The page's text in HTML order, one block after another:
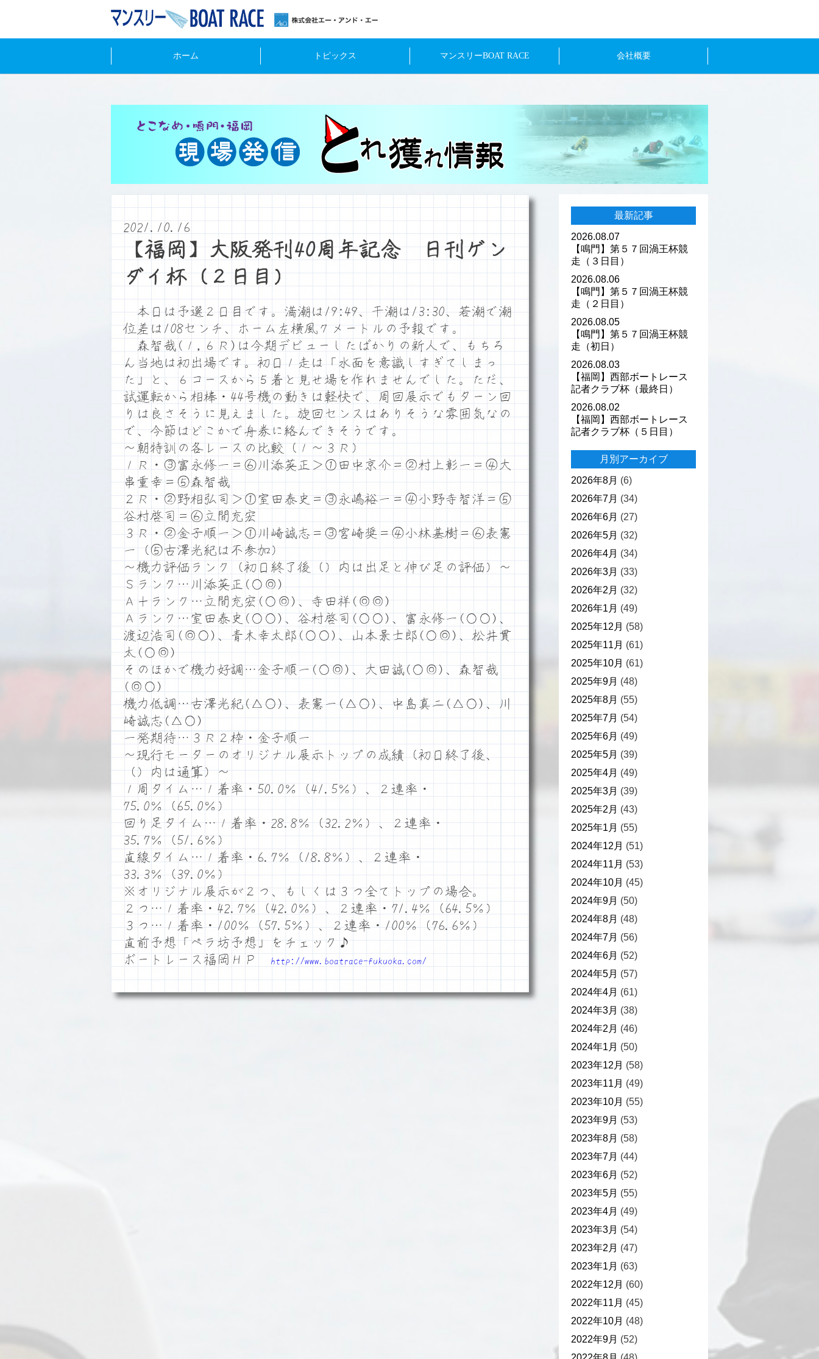
ホーム トピックス マンスリーBOAT RACE 会社概要
2021.10.16
【福岡】大阪発刊40周年記念 日刊ゲン
ダイ杯（２日目）
本日は予選２日目です。満潮は19:49、干潮は13:30、若潮で潮
位差は108センチ、ホーム左横風７メートルの予報です。
森智哉(１,６Ｒ)は今期デビューしたばかりの新人で、もちろ
ん当地は初出場です。初日１走は「水面を意識しすぎてしまっ
た」と、６コースから５着と見せ場を作れませんでした。ただ、
試運転から相棒・44号機の動きは軽快で、周回展示でもターン回
りは良さそうに見えました。旋回センスはありそうな雰囲気なの
で、今節はどこかで舟券に絡んできそうです。
～朝特訓の各レースの比較（１～３Ｒ）
１Ｒ・③富永修一＝⑥川添英正＞①田中京介＝②村上彰一＝④大
串重幸＝⑤森智哉
２Ｒ・②野相弘司＞①室田泰史＝③永嶋裕一＝④小野寺智洋＝⑤
谷村啓司＝⑥立間充宏
３Ｒ・②金子順一＞①川崎誠志＝③宮崎奨＝④小林基樹＝⑥表憲
一（⑤古澤光紀は不参加）
～機力評価ランク（初日終了後（）内は出足と伸び足の評価）～
Ｓランク…川添英正(○◎)
Ａ＋ランク…立間充宏(○◎)、寺田祥(◎◎)
Ａランク…室田泰史(○○)、谷村啓司(○○)、富永修一(○○)、
渡辺浩司(◎○)、青木幸太郎(○○)、山本景士郎(○◎)、松井貫
太(○◎)
そのほかで機力好調…金子順一(○◎)、大田誠(○◎)、森智哉
(◎○)
機力低調…古澤光紀(△○)、表憲一(△○)、中島真二(△○)、川
崎誠志(△○)
一発期待…３Ｒ２枠・金子順一
～現行モーターのオリジナル展示トップの成績（初日終了後、
（）内は通算）～
１周タイム…１着率・50.0％（41.5％）、２連率・
75.0％（65.0％）
回り足タイム…１着率・28.8％（32.2％）、２連率・
35.7％（51.6％）
直線タイム…１着率・6.7％（18.8％）、２連率・
33.3％（39.0％）
※オリジナル展示が２つ、もしくは３つ全てトップの場合。
２つ…１着率・42.7％（42.0％）、２連率・71.4％（64.5％）
３つ…１着率・100％（57.5％）、２連率・100％（76.6％）
直前予想「ペラ坊予想」をチェック♪
ボートレース福岡ＨＰ
http://www.boatrace-fukuoka.com/
最新記事
2026.08.07
【鳴門】第５７回渦王杯競
走（３日目）
2026.08.06
【鳴門】第５７回渦王杯競
走（２日目）
2026.08.05
【鳴門】第５７回渦王杯競
走（初日）
2026.08.03
【福岡】西部ボートレース
記者クラブ杯（最終日）
2026.08.02
【福岡】西部ボートレース
記者クラブ杯（５日目）
月別アーカイブ
2026年8月 (6)
2026年7月 (34)
2026年6月 (27)
2026年5月 (32)
2026年4月 (34)
2026年3月 (33)
2026年2月 (32)
2026年1月 (49)
2025年12月 (58)
2025年11月 (61)
2025年10月 (61)
2025年9月 (48)
2025年8月 (55)
2025年7月 (54)
2025年6月 (49)
2025年5月 (39)
2025年4月 (49)
2025年3月 (39)
2025年2月 (43)
2025年1月 (55)
2024年12月 (51)
2024年11月 (53)
2024年10月 (45)
2024年9月 (50)
2024年8月 (48)
2024年7月 (56)
2024年6月 (52)
2024年5月 (57)
2024年4月 (61)
2024年3月 (38)
2024年2月 (46)
2024年1月 (50)
2023年12月 (58)
2023年11月 (49)
2023年10月 (55)
2023年9月 (53)
2023年8月 (58)
2023年7月 (44)
2023年6月 (52)
2023年5月 (55)
2023年4月 (49)
2023年3月 (54)
2023年2月 (47)
2023年1月 (63)
2022年12月 (60)
2022年11月 (45)
2022年10月 (48)
2022年9月 (52)